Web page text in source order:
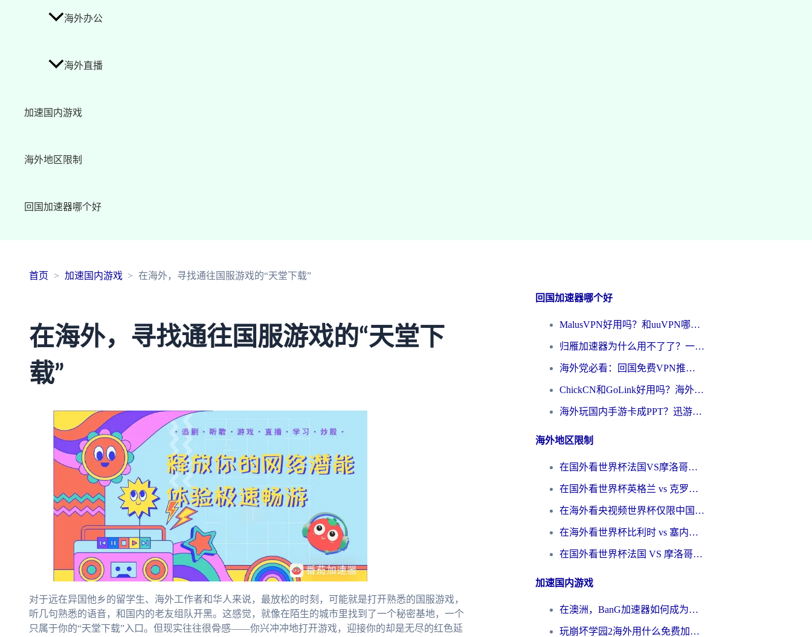
海外办公
海外直播
加速国内游戏
海外地区限制
回国加速器哪个好
首页 加速国内游戏 在海外，寻找通往国服游戏的“天堂下载”
在海外，寻找通往国服游戏的“天堂下
载”
对于远在异国他乡的留学生、海外工作者和华人来说，最放松的时刻，可能就是打开熟悉的国服游戏，
听几句熟悉的语音，和国内的老友组队开黑。这感觉，就像在陌生的城市里找到了一个秘密基地，一个
只属于你的“天堂下载”入口。但现实往往很骨感——你兴冲冲地打开游戏，迎接你的却是无尽的红色延
回国加速器哪个好
MalusVPN好用吗？和uuVPN哪个好？海外党无缝访问国内资源的真实对比与选择指南
归雁加速器为什么用不了了？一位海外游子的真实困惑与技术解答
海外党必看：回国免费VPN推荐？别踩坑！教你选对加速器无缝刷国内资源
ChickCN和GoLink好用吗？海外党如何选对回国加速器
海外玩国内手游卡成PPT？迅游和奇游手游哪个好？一篇讲透回国加速器怎么选
海外地区限制
在国外看世界杯法国VS摩洛哥地区限制？这篇指南让你流畅看中文解说无压力
在国外看世界杯英格兰 vs 克罗地亚当前地区不可播放？这篇指南帮你搞定所有海外观赛难题
在海外看央视频世界杯仅限中国大陆？这篇指南帮你解锁中文解说+无卡顿直播
在海外看世界杯比利时 vs 塞内加尔仅限中国大陆？我找到了最流畅的中文解说之路
在国外看世界杯法国 VS 摩洛哥仅限中国大陆？海外党这样看中文解说赛事不卡顿
加速国内游戏
在澳洲，BanG加速器如何成为你国服游戏的“时光机”？
玩崩坏学园2海外用什么免费加速器好？2026海外党亲测国服游戏加速指南